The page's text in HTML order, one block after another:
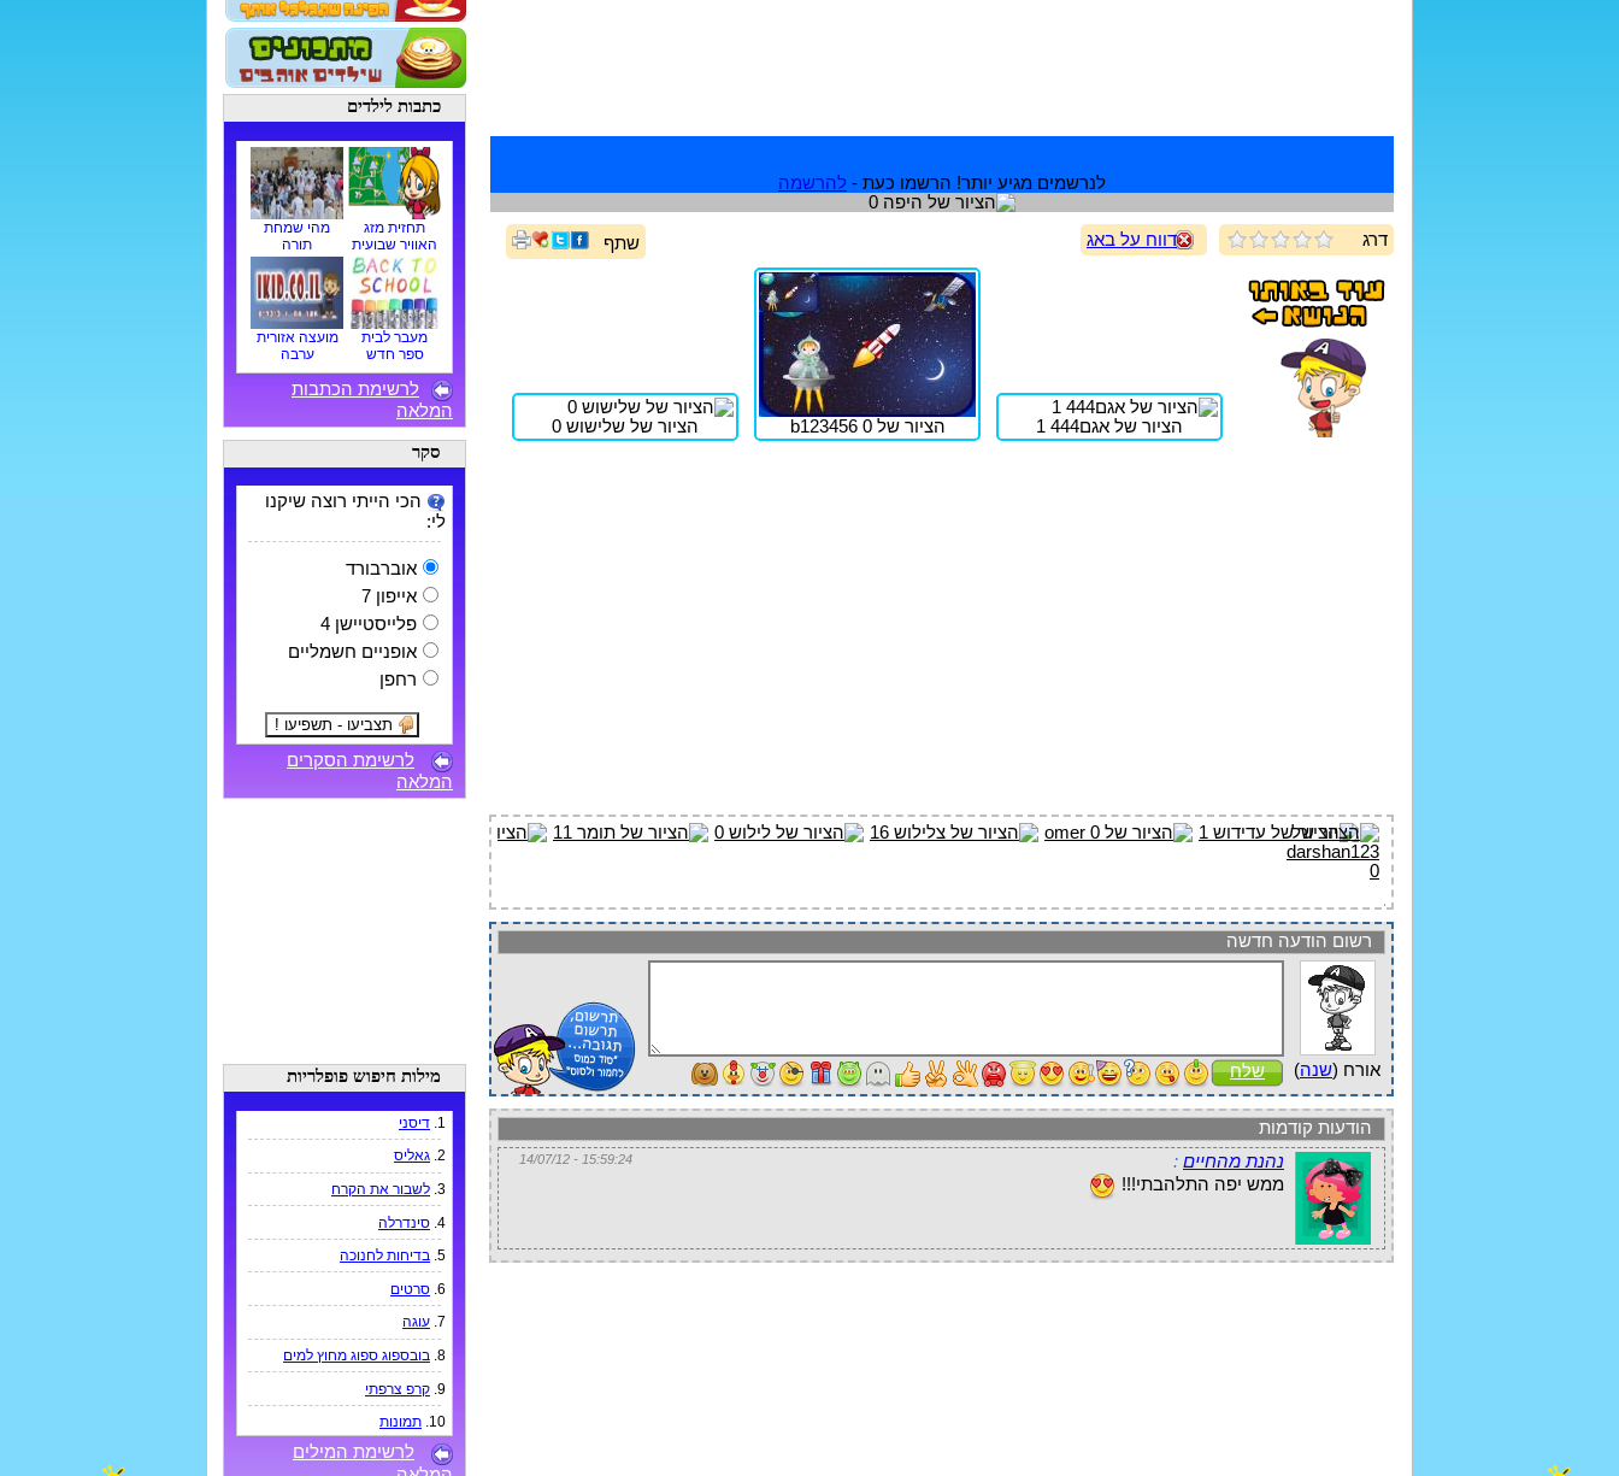
לנרשמים מגיע יותר! הרשמו כעת - להרשמה
דרג דווח על באג שתף
הציור של אגם444 1 הציור של b123456 0 הציור של שלישוש 0
רשום הודעה חדשה
אורח (שנה) שלח
הודעות קודמות
נהנת מהחיים :
15:59:24 - 14/07/12
ממש יפה התלהבתי!!!
כתבות לילדים
תחזית מזג
האוויר שבועית
מהי שמחת
תורה
מעבר לבית
ספר חדש
מועצה אזורית
ערבה
לרשימת הכתבות
המלאה
סקר
הכי הייתי רוצה שיקנו
לי:
אוברבורד
אייפון 7
פלייסטיישן 4
אופניים חשמליים
רחפן
לרשימת הסקרים
המלאה
מילות חיפוש פופלריות
1. דיסני
2. גאליס
3. לשבור את הקרח
4. סינדרלה
5. בדיחות לחנוכה
6. סרטים
7. עוגה
8. בובספוג ספוג מחוץ למים
9. קרפ צרפתי
10. תמונות
לרשימת המילים